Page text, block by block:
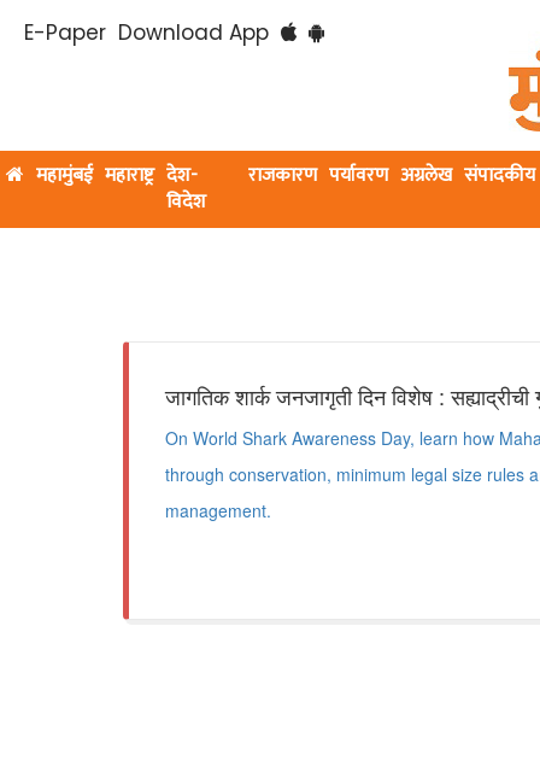
E-Paper Download App
महामुंबई महाराष्ट्र देश-
विदेश
राजकारण पर्यावरण अग्रलेख संपादकीय
जागतिक शार्क जनजागृती दिन विशेष : सह्याद्रीची
On World Shark Awareness Day, learn how
through conservation, minimum legal size rules
management.